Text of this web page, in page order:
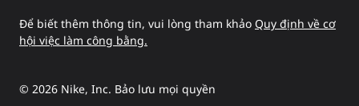
Để biết thêm thông tin, vui lòng tham khảo Quy định về cơ
hội việc làm công bằng.
© 2026 Nike, Inc. Bảo lưu mọi quyền